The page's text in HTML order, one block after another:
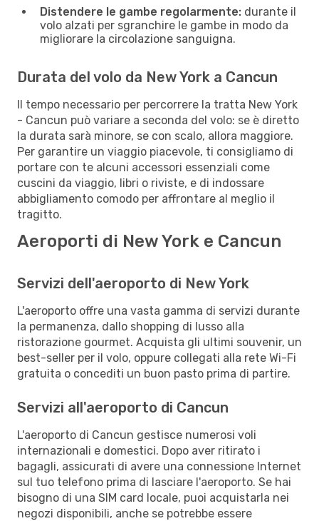
Distendere le gambe regolarmente: durante il
volo alzati per sgranchire le gambe in modo da
migliorare la circolazione sanguigna.
Durata del volo da New York a Cancun
Il tempo necessario per percorrere la tratta New York
- Cancun può variare a seconda del volo: se è diretto
la durata sarà minore, se con scalo, allora maggiore.
Per garantire un viaggio piacevole, ti consigliamo di
portare con te alcuni accessori essenziali come
cuscini da viaggio, libri o riviste, e di indossare
abbigliamento comodo per affrontare al meglio il
tragitto.
Aeroporti di New York e Cancun
Servizi dell'aeroporto di New York
L'aeroporto offre una vasta gamma di servizi durante
la permanenza, dallo shopping di lusso alla
ristorazione gourmet. Acquista gli ultimi souvenir, un
best-seller per il volo, oppure collegati alla rete Wi-Fi
gratuita o concediti un buon pasto prima di partire.
Servizi all'aeroporto di Cancun
L'aeroporto di Cancun gestisce numerosi voli
internazionali e domestici. Dopo aver ritirato i
bagagli, assicurati di avere una connessione Internet
sul tuo telefono prima di lasciare l'aeroporto. Se hai
bisogno di una SIM card locale, puoi acquistarla nei
negozi disponibili, anche se potrebbe essere